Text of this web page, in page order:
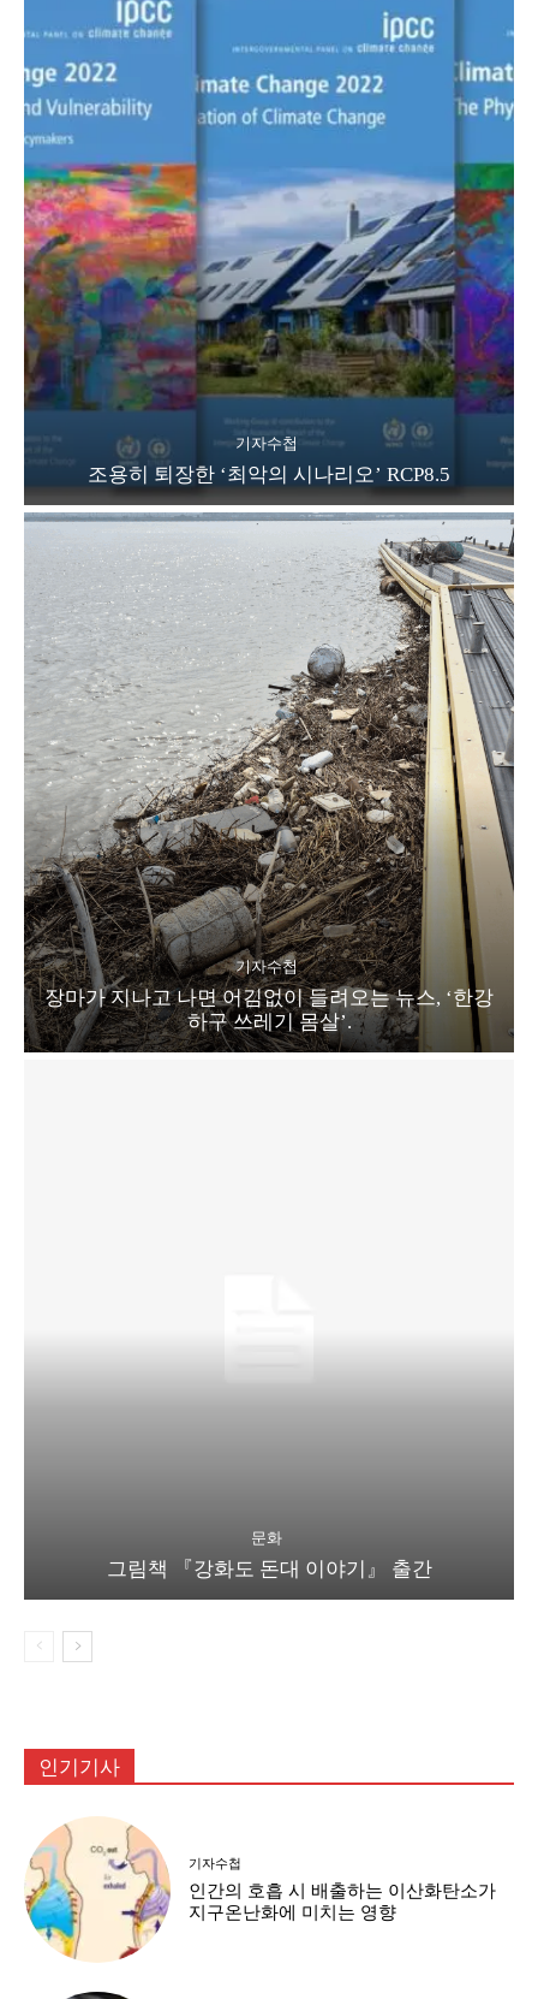
기자수첩
조용히 퇴장한 ‘최악의 시나리오’ RCP8.5
기자수첩
장마가 지나고 나면 어김없이 들려오는 뉴스, ‘한강
하구 쓰레기 몸살’.
문화
그림책 『강화도 돈대 이야기』 출간
인기기사
기자수첩
인간의 호흡 시 배출하는 이산화탄소가
지구온난화에 미치는 영향